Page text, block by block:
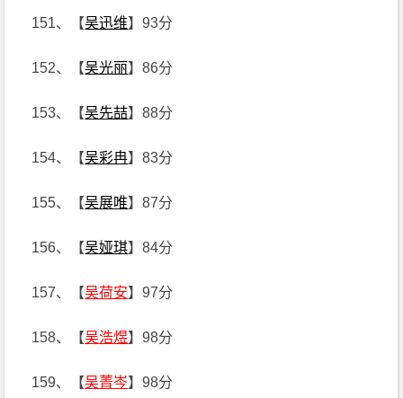
151、【吴迅维】93分
152、【吴光丽】86分
153、【吴先喆】88分
154、【吴彩冉】83分
155、【吴展唯】87分
156、【吴娅琪】84分
157、【吴荷安】97分
158、【吴浩煜】98分
159、【吴菁岑】98分